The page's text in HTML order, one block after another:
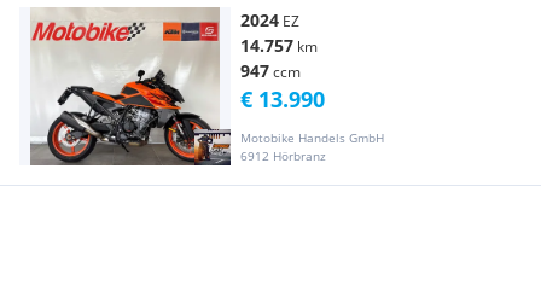
2024 EZ
14.757 km
947ccm
Motobike Handels GmbH
6912 Hörbranz
€ 13.990